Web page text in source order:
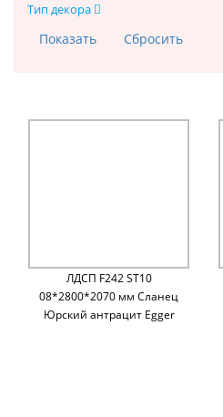
Тип декора
ЛДСП F242 ST10
08*2800*2070 мм Сланец
Юрский антрацит Egger